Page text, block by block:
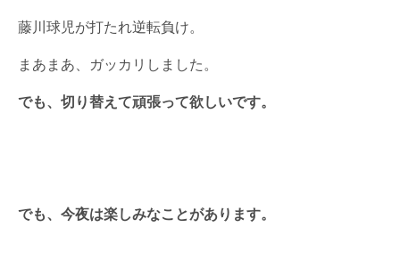
藤川球児が打たれ逆転負け。
まあまあ、ガッカリしました。
でも、切り替えて頑張って欲しいです。
でも、今夜は楽しみなことがあります。